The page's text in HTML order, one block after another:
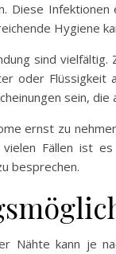
Diese
Hygiene
sind
oder
sein,
ernst zu
Fällen ist
besprechen.
Nähte kann je